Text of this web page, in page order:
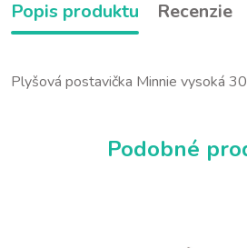
Popis produktu Recenzie
Plyšová postavička Minnie vysoká
Podobné